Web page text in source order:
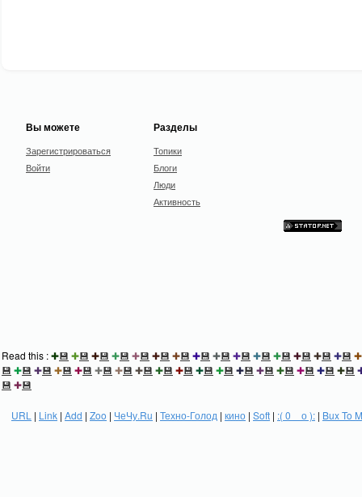
Вы можете
Зарегистрироваться
Войти
Разделы
Топики
Блоги
Люди
Активность
Read this :✚💾 ✚💾 ✚💾 ✚💾 ✚💾 ✚💾 ✚💾 ✚💾 ✚💾 ✚💾 ✚💾 ✚💾 ✚💾 ✚💾 ✚💾 ✚
💾 ✚💾 ✚💾 ✚💾 ✚💾 ✚💾 ✚💾 ✚💾 ✚💾 ✚💾 ✚💾 ✚💾 ✚💾 ✚💾 ✚💾 ✚💾 ✚💾 ✚💾
💾 ✚💾
URL | Link | Add | Zoo | ЧеЧу.Ru | Техно-Голод | кино | Soft | :( 0 _ о ): | Bux To